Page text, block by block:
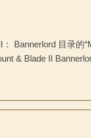
Bannerlord 目录的
& Blade II